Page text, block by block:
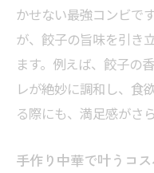
かせない最強コンビで
が、餃子の旨味を引き
ます。例えば、餃子の
レが絶妙に調和し、食
る際にも、満足感がさ
手作り中華で叶うコ